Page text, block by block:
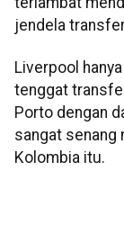
jendela
Liverpool
tenggat
Porto dengan
sangat senang
Kolombia itu.